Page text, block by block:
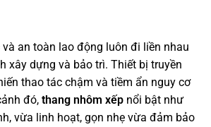
và an toàn lao động luôn đi liền nhau
xây dựng và bảo trì. Thiết bị truyền
thao tác chậm và tiềm ẩn nguy cơ
đó, thang nhôm xếp nổi bật như
vừa linh hoạt, gọn nhẹ vừa đảm bảo